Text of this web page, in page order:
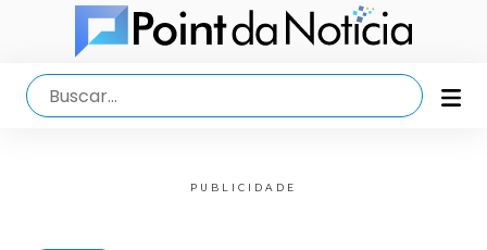
PUBLICIDADE